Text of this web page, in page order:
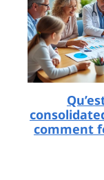
comment